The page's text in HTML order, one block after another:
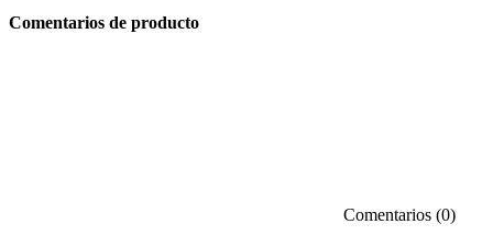
Comentarios de producto
Comentarios (0)